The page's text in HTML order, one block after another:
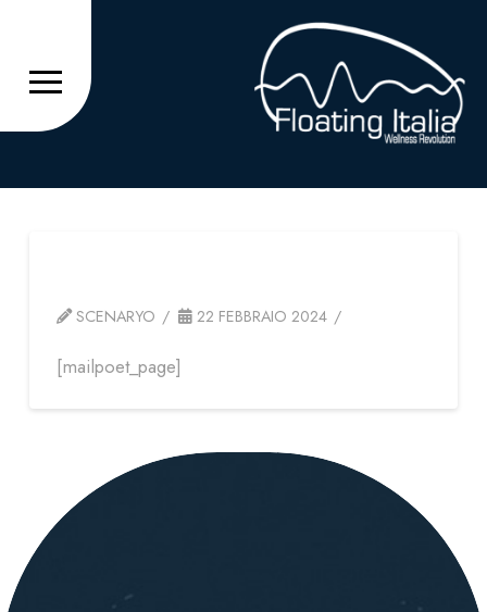
SCENARYO 22 FEBBRAIO 2024
[mailpoet_page]